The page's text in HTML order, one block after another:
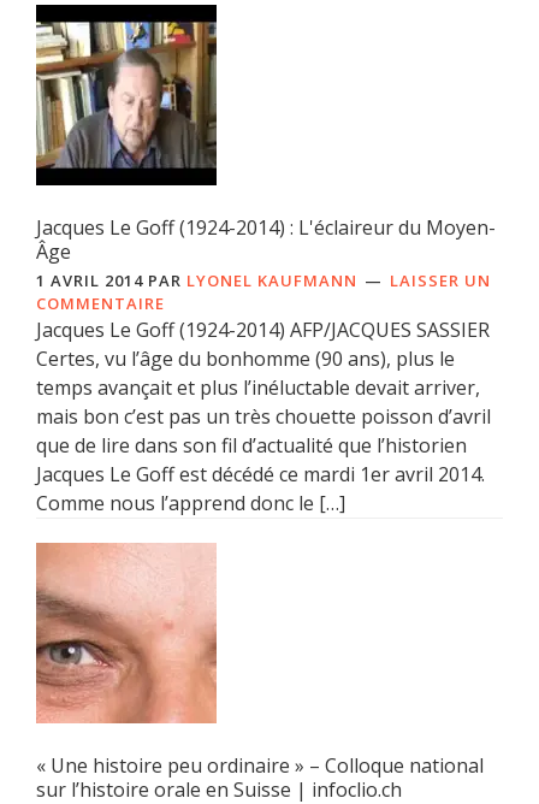
Jacques Le Goff (1924-2014) : L'éclaireur du Moyen-
Âge
1 AVRIL 2014 PAR LYONEL KAUFMANN
LAISSER UN
COMMENTAIRE
Jacques Le Goff (1924-2014) AFP/JACQUES SASSIER
Certes, vu l’âge du bonhomme (90 ans), plus le
temps avançait et plus l’inéluctable devait arriver,
mais bon c’est pas un très chouette poisson d’avril
que de lire dans son fil d’actualité que l’historien
Jacques Le Goff est décédé ce mardi 1er avril 2014.
Comme nous l’apprend donc le […]
« Une histoire peu ordinaire » – Colloque national
sur l’histoire orale en Suisse | infoclio.ch